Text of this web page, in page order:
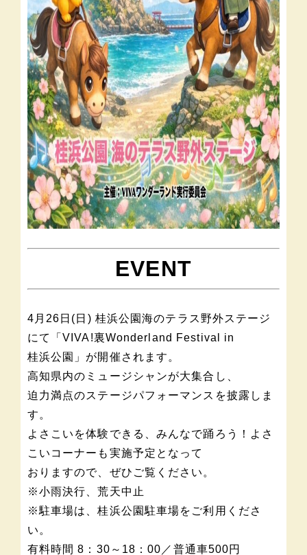
EVENT
4月26日(日) 桂浜公園海のテラス野外ステージ
にて「VIVA!裏Wonderland Festival in
桂浜公園」が開催されます。
高知県内のミュージシャンが大集合し、
迫力満点のステージパフォーマンスを披露しま
す。
よさこいを体験できる、みんなで踊ろう！よさ
こいコーナーも実施予定となって
おりますので、ぜひご覧ください。
※小雨決行、荒天中止
※駐車場は、桂浜公園駐車場をご利用くださ
い。
有料時間 8：30～18：00／ 普通車500円